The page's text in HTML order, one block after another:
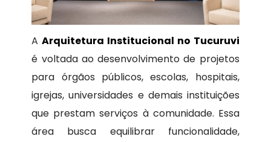
AArquitetura Institucional no Tucuruvi
é voltada ao desenvolvimento de projetos
para órgãos públicos, escolas, hospitais,
igrejas, universidades e demais instituições
que prestam serviços à comunidade. Essa
área busca equilibrar funcionalidade,